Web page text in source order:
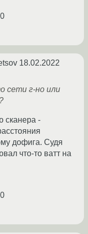
18.02.2022
сети г-но или
сканера -
дофига. Судя
что-то ватт на